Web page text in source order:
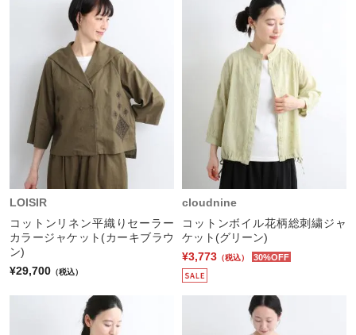
LOISIR
コットンリネン平織りセーラー
カラージャケット(カーキブラウ
ン)
¥29,700 （税込）
cloudnine
コットンボイル花柄総刺繍ジャ
ケット(グリーン)
¥3,773 （税込） 30%OFF